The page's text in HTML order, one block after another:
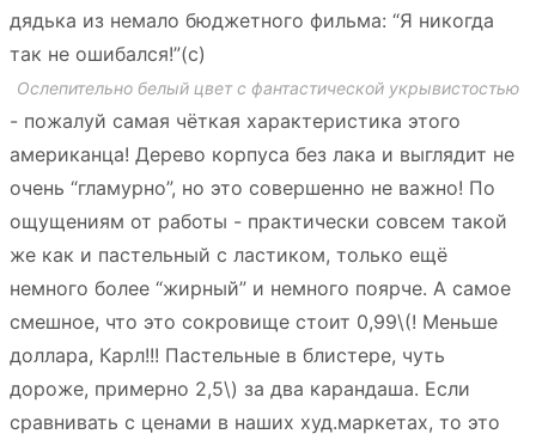
дядька из немало бюджетного фильма: “Я никогда
так не ошибался!”(с)
Ослепительно белый цвет с фантастической укрывистостью
- пожалуй самая чёткая характеристика этого
американца! Дерево корпуса без лака и выглядит не
очень “гламурно”, но это совершенно не важно! По
ощущениям от работы - практически совсем такой
же как и пастельный с ластиком, только ещё
немного более “жирный” и немного поярче. А самое
смешное, что это сокровище стоит 0,99\(! Меньше
доллара, Карл!!! Пастельные в блистере, чуть
дороже, примерно 2,5\) за два карандаша. Если
сравнивать с ценами в наших худ.маркетах, то это